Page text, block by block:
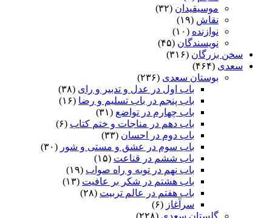
موسیقیدان (۳۲)
نقاش (۱۹)
نوازنده (۱۰)
نویسندگان (۴۵)
سخن بزرگان (۳۱۶)
سعدی (۴۶۴)
بوستان سعدی (۲۳۶)
باب اول در عدل و تدبیر و رای (۳۸)
باب پنجم در باب تسلیم و رضا (۱۶)
باب چهارم در تواضع (۳۱)
باب دهم در مناجات و ختم کتاب (۶)
باب دوم در احسان (۳۳)
باب سوم در عشق و مستی و شور (۳۰)
باب ششم در قناعت (۱۵)
باب نهم در توبه و راه صواب (۱۹)
باب هشتم در شکر بر عافیت (۱۳)
باب هفتم در عالم تربیت (۲۸)
سرآغاز (۶)
گلستان سعدی (۲۲۸)